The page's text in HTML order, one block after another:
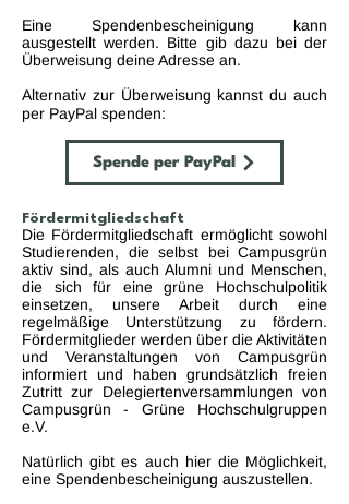
Eine Spendenbescheinigung kann
ausgestellt werden. Bitte gib dazu bei der
Überweisung deine Adresse an.
Alternativ zur Überweisung kannst du auch
per PayPal spenden:
Spende per PayPal
Fördermitgliedschaft
Die Fördermitgliedschaft ermöglicht sowohl
Studierenden, die selbst bei Campusgrün
aktiv sind, als auch Alumni und Menschen,
die sich für eine grüne Hochschulpolitik
einsetzen, unsere Arbeit durch eine
regelmäßige Unterstützung zu fördern.
Fördermitglieder werden über die Aktivitäten
und Veranstaltungen von Campusgrün
informiert und haben grundsätzlich freien
Zutritt zur Delegiertenversammlungen von
Campusgrün - Grüne Hochschulgruppen
e.V.
Natürlich gibt es auch hier die Möglichkeit,
eine Spendenbescheinigung auszustellen.